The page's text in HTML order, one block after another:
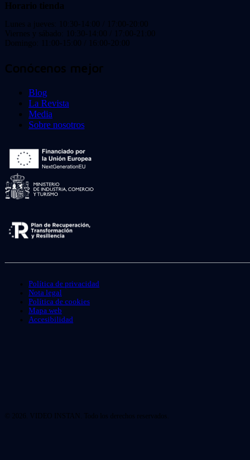
Horario tienda
Lunes a jueves: 10:30-14:00 / 17:00-20:00
Viernes y sábado: 10:30-14:00 / 17:00-21:00
Domingo: 11:00-15:00 / 16:00-20:00
Conócenos mejor
Blog
La Revista
Media
Sobre nosotros
Política de privacidad
Nota legal
Política de cookies
Mapa web
Accesibilidad
© 2026. VIDEO INSTAN. Todo los derechos reservados.